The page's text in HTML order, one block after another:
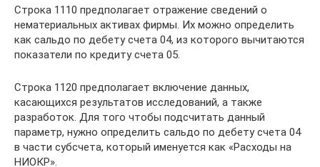
Строка 1110 предполагает отражение сведений о
нематериальных активах фирмы. Их можно определить
как сальдо по дебету счета 04, из которого вычитаются
показатели по кредиту счета 05.
Строка 1120 предполагает включение данных,
касающихся результатов исследований, а также
разработок. Для того чтобы подсчитать данный
параметр, нужно определить сальдо по дебету счета 04
в части субсчета, который именуется как «Расходы на
НИОКР».